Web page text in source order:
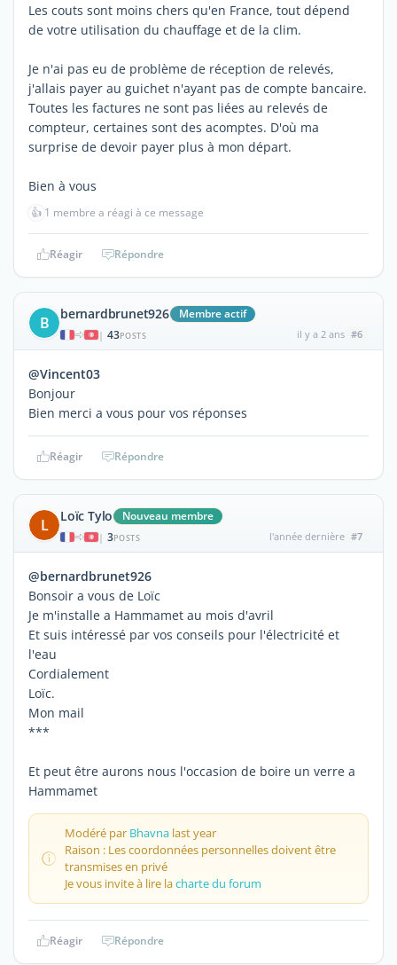
Les couts sont moins chers qu'en France, tout dépend
de votre utilisation du chauffage et de la clim.
Je n'ai pas eu de problème de réception de relevés,
j'allais payer au guichet n'ayant pas de compte bancaire.
Toutes les factures ne sont pas liées au relevés de
compteur, certaines sont des acomptes. D'où ma
surprise de devoir payer plus à mon départ.
Bien à vous
👍 1 membre a réagi à ce message
Réagir Répondre
B bernardbrunet926 Membre actif
| 43POSTS il y a 2 ans #6
@Vincent03
Bonjour
Bien merci a vous pour vos réponses
Réagir Répondre
L Loïc Tylo Nouveau membre
| 3POSTS l'année dernière #7
@bernardbrunet926
Bonsoir a vous de Loïc
Je m'installe a Hammamet au mois d'avril
Et suis intéressé par vos conseils pour l'électricité et
l'eau
Cordialement
Loïc.
Mon mail
***
Et peut être aurons nous l'occasion de boire un verre a
Hammamet
Modéré par Bhavna last year
Raison : Les coordonnées personnelles doivent être
transmises en privé
Je vous invite à lire lacharte du forum
Réagir Répondre